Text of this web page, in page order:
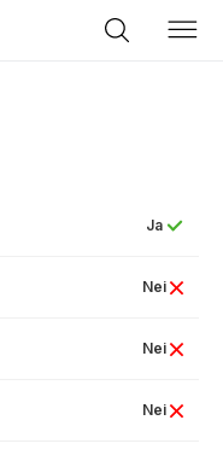
Ja
Nei
Nei
Nei